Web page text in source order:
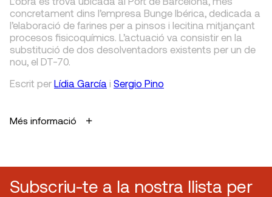
concretament dins l’empresa Bunge Ibérica, dedicada a
l’elaboració de farines per a pinsos i lecitina mitjançant
procesos fisicoquímics. L’actuació va consistir en la
substitució de dos desolventadors existents per un de
nou, el DT-70.
Escrit per Lídia García i Sergio Pino
Més informació
Subscriu-te a la nostra llista per